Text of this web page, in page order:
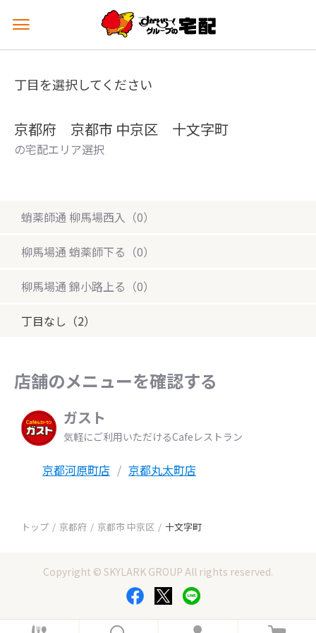
メ
ュ
を
丁目を選択してください
京都府 京都市 中京区 十文字町
の宅配エリア選択
蛸薬師通 柳馬場西入（0）
柳馬場通 蛸薬師下る（0）
柳馬場通 錦小路上る（0）
丁目なし（2）
店舗のメニューを確認する
ガスト
気軽にご利用いただけるCafeレストラン
京都河原町店 京都丸太町店
トップ 京都府 京都市 中京区 十文字町
Copyright © SKYLARK GROUP All rights reserved.